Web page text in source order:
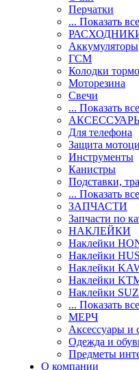
Перчатки
... Показать все
Аккумуляторы
ГСМ
Колодки
Моторезина
Свечи
... Показать все
Для телефона
Защита
Инструменты
Канистры
Подставки,
... Показать все
ЗАПЧАСТИ
Запчасти по
НАКЛЕЙКИ
Наклейки
Наклейки
Наклейки
Наклейки
Наклейки
... Показать все
МЕРЧ
Аксессуары и
Одежда и
Предметы
О компании